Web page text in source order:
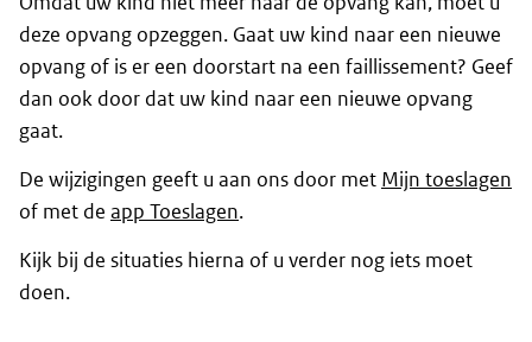
deze opvang opzeggen. Gaat uw kind naar een nieuwe
opvang of is er een doorstart na een faillissement? Geef
dan ook door dat uw kind naar een nieuwe opvang
gaat.
De wijzigingen geeft u aan ons door met Mijn toeslagen
of met de app Toeslagen.
Kijk bij de situaties hierna of u verder nog iets moet
doen.